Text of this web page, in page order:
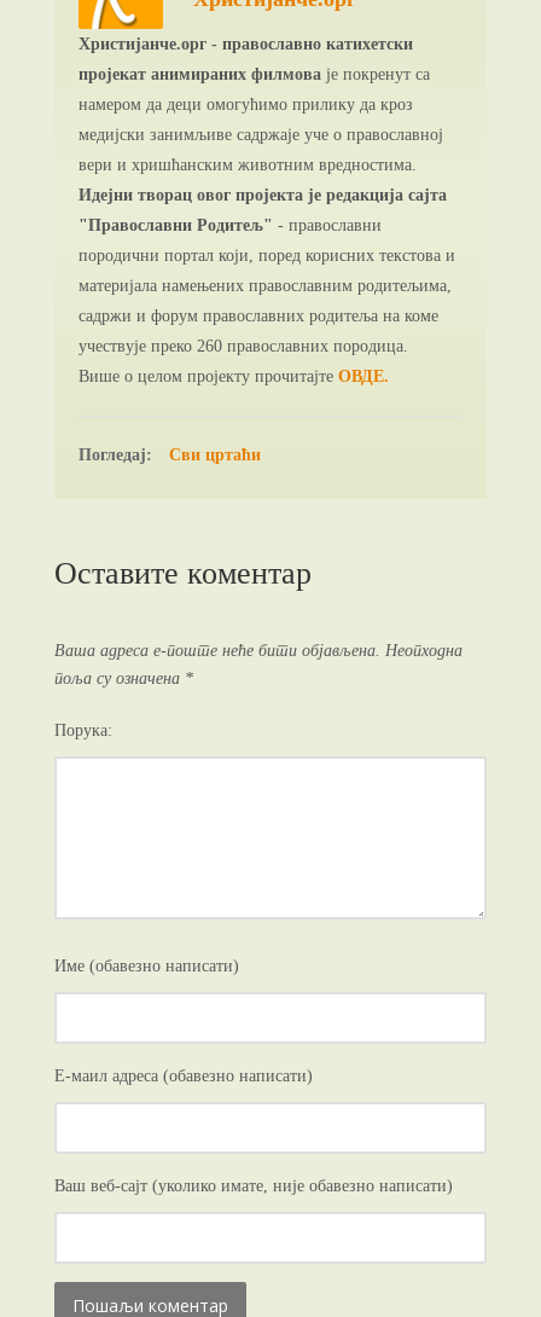
Христијанче.орг - православно катихетски
пројекат анимираних филмова је покренут са
намером да деци омогућимо прилику да кроз
медијски занимљиве садржаје уче о православној
вери и хришћанским животним вредностима.
Идејни творац овог пројекта је редакција сајта
"Православни Родитељ" - православни
породични портал који, поред корисних текстова и
материјала намењених православним родитељима,
садржи и форум православних родитеља на коме
учествује преко 260 православних породица.
Више о целом пројекту прочитајте ОВДЕ.
Погледај: Сви цртаћи
Оставите коментар
Ваша адреса е-поште неће бити објављена. Неопходна
поља су означена *
Порука:
Име (обавезно написати)
Е-маил адреса (обавезно написати)
Ваш веб-сајт (уколико имате, није обавезно написати)